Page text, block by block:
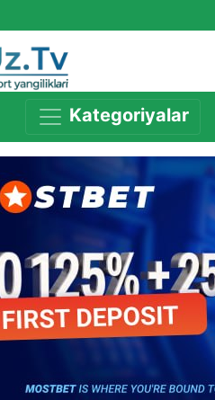
Kategoriyalar